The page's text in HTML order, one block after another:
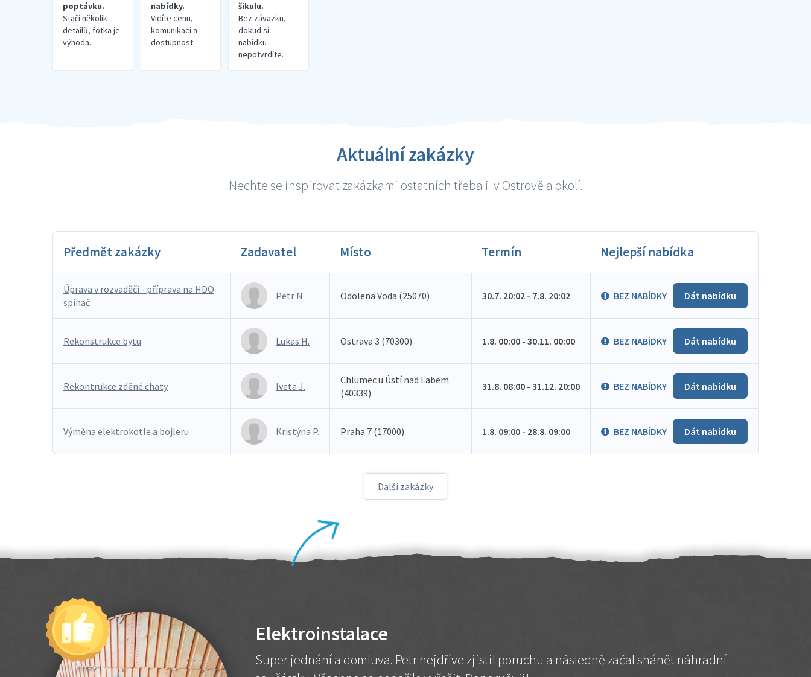
poptávku.
Stačí několik
detailů, fotka je
výhoda.
nabídky.
Vidíte cenu,
komunikaci a
dostupnost.
šikulu.
Bez závazku,
dokud si
nabídku
nepotvrdíte.
Aktuální zakázky
Nechte se inspirovat zakázkami ostatních třeba i v Ostrově a okolí.
Předmět zakázky Zadavatel Místo Termín Nejlepší nabídka
Úprava v rozvaděči - příprava na HDO
spínač
Petr N. Odolena Voda (25070) 30.7. 20:02 - 7.8. 20:02 BEZ NABÍDKY Dát nabídku
Rekonstrukce bytu Lukas H. Ostrava 3 (70300) 1.8. 00:00 - 30.11. 00:00 BEZ NABÍDKY Dát nabídku
Rekontrukce zděné chaty Iveta J.
Chlumec u Ústí nad Labem
(40339)
31.8. 08:00 - 31.12. 20:00 BEZ NABÍDKY Dát nabídku
Výměna elektrokotle a bojleru Kristýna P. Praha 7 (17000) 1.8. 09:00 - 28.8. 09:00 BEZ NABÍDKY Dát nabídku
Další zakázky
Elektroinstalace
Super jednání a domluva. Petr nejdříve zjistil poruchu a následně začal shánět náhradní